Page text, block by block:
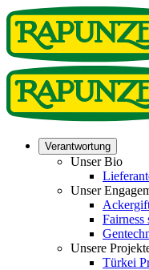
Verantwortung
Unser Bio
Unser
Fairness
Unsere
Türkei